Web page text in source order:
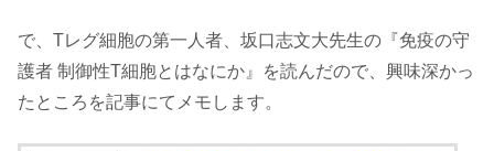
で、Tレグ細胞の第一人者、坂口志文大先生の『免疫の守
護者 制御性T細胞とはなにか』を読んだので、興味深かっ
たところを記事にてメモします。